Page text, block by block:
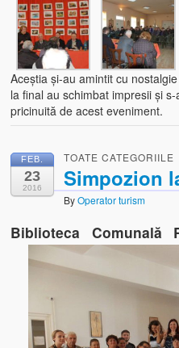
Aceştia şi-au amintit cu
la final au schimbat impresii şi
pricinuită de acest eveniment.
FEB.
23
2016
TOATE CATEGORIILE
Simpozion
ByOperator turism
Biblioteca Comunală